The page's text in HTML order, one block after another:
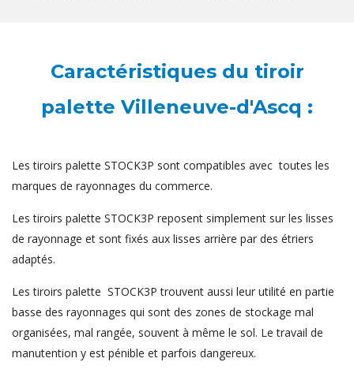
Caractéristiques du tiroir
palette Villeneuve-d'Ascq :
Les tiroirs palette STOCK3P sont compatibles avec toutes les
marques de rayonnages du commerce.
Les tiroirs palette STOCK3P reposent simplement sur les lisses
de rayonnage et sont fixés aux lisses arrière par des étriers
adaptés.
Les tiroirs palette STOCK3P trouvent aussi leur utilité en partie
basse des rayonnages qui sont des zones de stockage mal
organisées, mal rangée, souvent à même le sol. Le travail de
manutention y est pénible et parfois dangereux.